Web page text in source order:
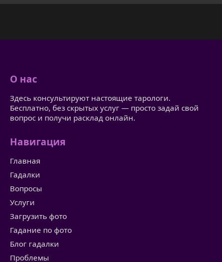
О нас
Здесь консультируют настоящие тарологи.
Бесплатно, без скрытых услуг — просто задай свой
вопрос и получи расклад онлайн.
Навигация
Главная
Гадалки
Вопросы
Услуги
Загрузить фото
Гадание по фото
Блог гадалки
Проблемы